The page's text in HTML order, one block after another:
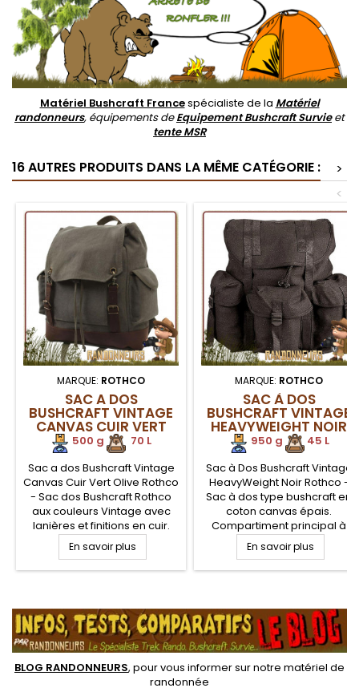
Matériel Bushcraft Francespécialiste de la Matériel
randonneurs, équipements deEquipement Bushcraft Survieet
tente MSR
16 AUTRES PRODUITS DANS LA MÊME CATÉGORIE :
>
<
MARQUE: ROTHCO
SAC A DOS
BUSHCRAFT VINTAGE
CANVAS CUIR VERT
OLIVE ROTHCO
500 g
70 L
Sac a dos Bushcraft Vintage
Canvas Cuir Vert Olive Rothco
- Sac dos Bushcraft Rothco
aux couleurs Vintage avec
lanières et finitions en cuir.
Sac à dos Bushcraft Rothco
avec compartiment principal
ayant une fermeture à
transport et bretelles
molletonnées réglables.
En savoir plus
MARQUE: ROTHCO
SAC À DOS
BUSHCRAFT VINTAGE
HEAVYWEIGHT NOIR
ROTHCO
950 g
45 L
Sac à Dos Bushcraft Vintage
HeavyWeight Noir Rothco -
Sac à dos type bushcraft en
coton canvas épais.
Compartiment principal à
fermeture par lien coulissant.
Grand rabat supérieur. Trois
grandes poches frontales
bushcraft. Sangles bretelles
renforcées
En savoir plus
BLOG RANDONNEURS, pour vous informer sur notre matériel de
randonnée